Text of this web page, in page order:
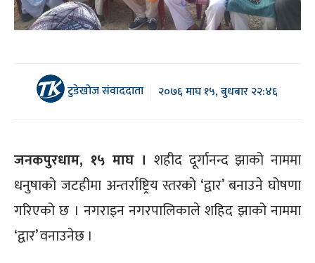
टुडेखोज संवाददाता २०७६ माघ १५, बुधबार २२:४६
जनकपुरधाम, १५ माघ । शहीद दूर्गानन्द झाको नाममा
धनुषाको जटहीमा अन्तर्राष्ट्रिय स्तरको ‘द्वार’ बनाउने घोषणा
गरिएको छ । नगराइन नगरपालिकाले शहिद झाको नाममा
‘द्वार’ वनाउनेछ ।